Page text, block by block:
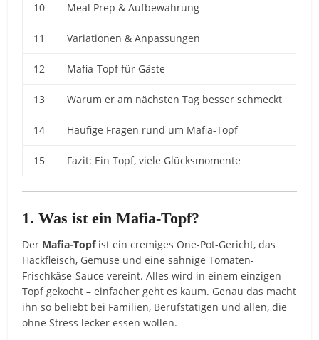
10 Meal Prep & Aufbewahrung
11 Variationen & Anpassungen
12 Mafia-Topf für Gäste
13 Warum er am nächsten Tag besser schmeckt
14 Häufige Fragen rund um Mafia-Topf
15 Fazit: Ein Topf, viele Glücksmomente
1. Was ist ein Mafia-Topf?
Der Mafia-Topfist ein cremiges One-Pot-Gericht, das
Hackfleisch, Gemüse und eine sahnige Tomaten-
Frischkäse-Sauce vereint. Alles wird in einem einzigen
Topf gekocht – einfacher geht es kaum. Genau das macht
ihn so beliebt bei Familien, Berufstätigen und allen, die
ohne Stress lecker essen wollen.